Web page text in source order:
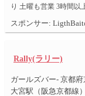
り 土曜も営業 3時間以
スポンサー:
Rally(ラリー)
ガールズバー- 京都
大宮駅（阪急京都線